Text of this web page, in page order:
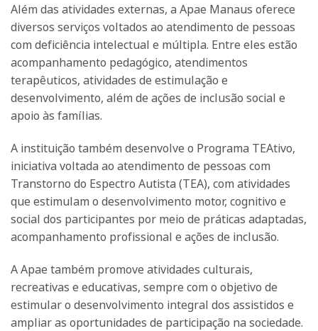
Além das atividades externas, a Apae Manaus oferece
diversos serviços voltados ao atendimento de pessoas
com deficiência intelectual e múltipla. Entre eles estão
acompanhamento pedagógico, atendimentos
terapêuticos, atividades de estimulação e
desenvolvimento, além de ações de inclusão social e
apoio às famílias.
A instituição também desenvolve o Programa TEAtivo,
iniciativa voltada ao atendimento de pessoas com
Transtorno do Espectro Autista (TEA), com atividades
que estimulam o desenvolvimento motor, cognitivo e
social dos participantes por meio de práticas adaptadas,
acompanhamento profissional e ações de inclusão.
A Apae também promove atividades culturais,
recreativas e educativas, sempre com o objetivo de
estimular o desenvolvimento integral dos assistidos e
ampliar as oportunidades de participação na sociedade.